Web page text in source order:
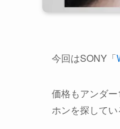
今回はSONY「
価格もアンダ
ホンを探してい